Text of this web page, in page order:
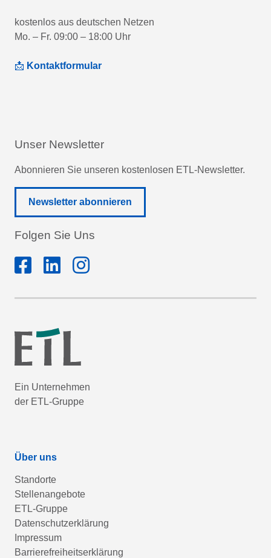
kostenlos aus deutschen Netzen
Mo. – Fr. 09:00 – 18:00 Uhr
📩 Kontaktformular
Unser Newsletter
Abonnieren Sie unseren kostenlosen ETL-Newsletter.
Newsletter abonnieren
Folgen Sie Uns
Ein Unternehmen
der ETL-Gruppe
Über uns
Standorte
Stellenangebote
ETL-Gruppe
Datenschutzerklärung
Impressum
Barrierefreiheitserklärung